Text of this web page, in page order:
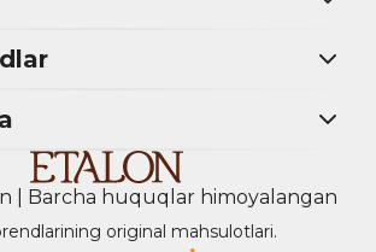
| Barcha huquqlar himoyalangan
original mahsulotlari.